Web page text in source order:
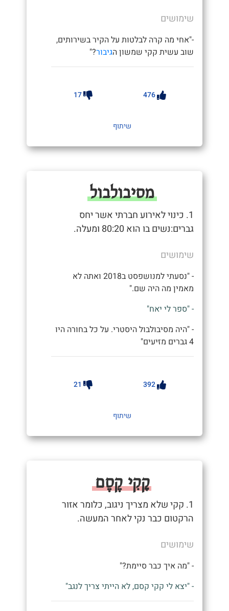
שימושים
-"אחי מה קרה לבלטות על הקיר בשירותים,
שוב עשית קקי שמשון הגיבור?"
476
17
שיתוף
מסיבולבול
1. כינוי לאירוע חברתי אשר יחס
גברים:נשים בו הוא 80:20 ומעלה.
שימושים
- "נסעתי למנושפסט ב2018 ואתה לא
מאמין מה היה שם."
- "ספר לי יאח"
- "היה מסיבולבול היסטרי. על כל בחורה היו
4 גברים מזיעים"
392
21
שיתוף
קָקִי קֶסֶם
1. קקי שלא מצריך ניגוב, כלומר אזור
הרקטום כבר נקי לאחר המעשה.
שימושים
- "מה איך כבר סיימת?"
- "יצא לי קקי קסם, לא הייתי צריך לנגב"